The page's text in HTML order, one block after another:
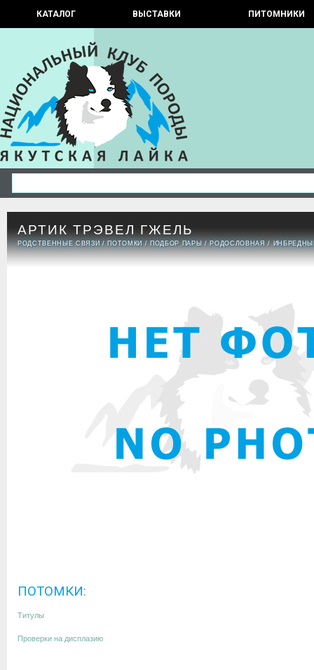
КАТАЛОГ ВЫСТАВКИ ПИТОМНИКИ
АРТИК ТРЭВЕЛ ГЖЕЛЬ
РОДСТВЕННЫЕ СВЯЗИ /ПОТОМКИ /ПОДБОР ПАРЫ /РОДОСЛОВНАЯ /
ПОТОМКИ:
Титулы
Проверки на дисплазию